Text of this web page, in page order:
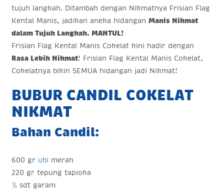
tujuh langkah. Ditambah dengan Nikmatnya Frisian Flag
Kental Manis, jadikan aneka hidangan Manis Nikmat
dalam Tujuh Langkah. MANTUL!
Frisian Flag Kental Manis Cokelat kini hadir dengan
Rasa Lebih Nikmat! Frisian Flag Kental Manis Cokelat,
Cokelatnya bikin SEMUA hidangan jadi Nikmat!
BUBUR CANDIL COKELAT
NIKMAT
Bahan Candil:
600 gr ubi merah
220 gr tepung tapioka
½ sdt garam